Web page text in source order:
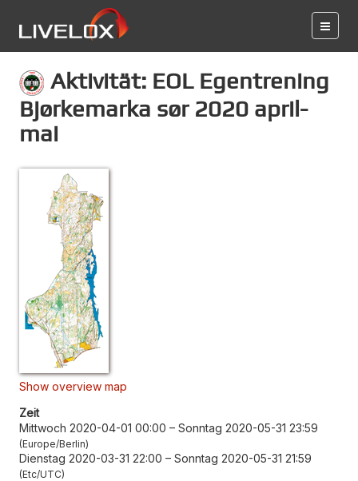
Aktivität: EOL Egentrening
Bjørkemarka sør 2020 april-
mai
Show overview map
Zeit
Mittwoch 2020-04-01 00:00 – Sonntag 2020-05-31 23:59
Europe/Berlin
Dienstag 2020-03-31 22:00 – Sonntag 2020-05-31 21:59
Etc/UTC